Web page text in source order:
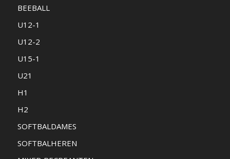
BEEBALL
U12-1
U12-2
U15-1
U21
H1
H2
SOFTBALDAMES
SOFTBALHEREN